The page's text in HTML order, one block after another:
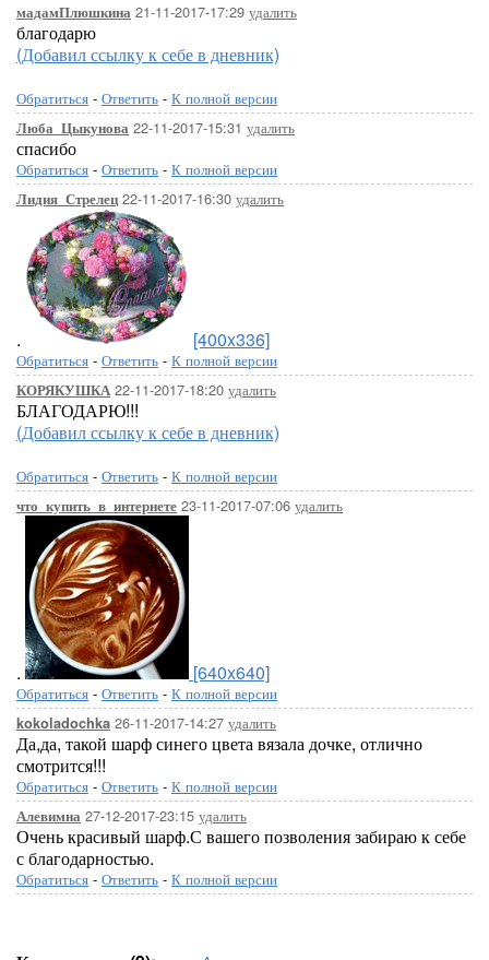
мадамПлюшкина 21-11-2017-17:29 удалить
благодарю
(Добавил ссылку к себе в дневник)
Обратиться - Ответить - К полной версии
Люба_Цыкунова 22-11-2017-15:31 удалить
спасибо
Обратиться - Ответить - К полной версии
Лидия_Стрелец 22-11-2017-16:30 удалить
. [400x336]
Обратиться - Ответить - К полной версии
КОРЯКУШКА 22-11-2017-18:20 удалить
БЛАГОДАРЮ!!!
(Добавил ссылку к себе в дневник)
Обратиться - Ответить - К полной версии
что_купить_в_интернете 23-11-2017-07:06 удалить
. [640x640]
Обратиться - Ответить - К полной версии
kokoladochka 26-11-2017-14:27 удалить
Да,да, такой шарф синего цвета вязала дочке, отлично
смотрится!!!
Обратиться - Ответить - К полной версии
Алевимна 27-12-2017-23:15 удалить
Очень красивый шарф.С вашего позволения забираю к себе
с благодарностью.
Обратиться - Ответить - К полной версии